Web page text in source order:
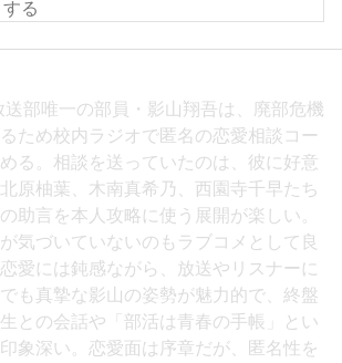
送部唯一の部員・影山翔吾は、廃部危機
ため校内ラジオで匿名の恋愛相談コー
る。相談を送っていたのは、彼に好意
原柚葉、木南真希乃、西園寺千早たち
助言を本人攻略に使う展開が楽しい。
気づいていないのもラブコメとして良
愛には鈍感ながら、放送やリスナーに
も真摯な影山の姿勢が魅力的で、終盤
との会話や「部活は青春の手帳」とい
象深い。恋愛面は序章だが、匿名性を